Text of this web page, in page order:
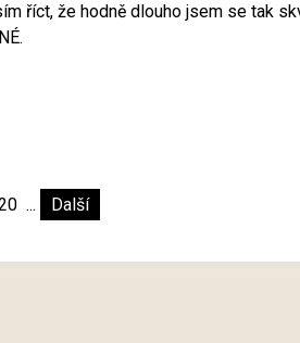
říct, že hodně dlouho jsem se tak
... Další